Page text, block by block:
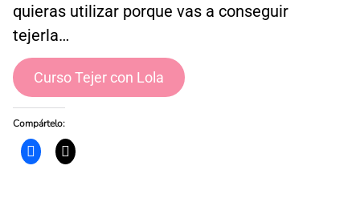
quieras utilizar porque vas a conseguir
tejerla…
Curso Tejer con Lola
Compártelo:
H
a
H
a